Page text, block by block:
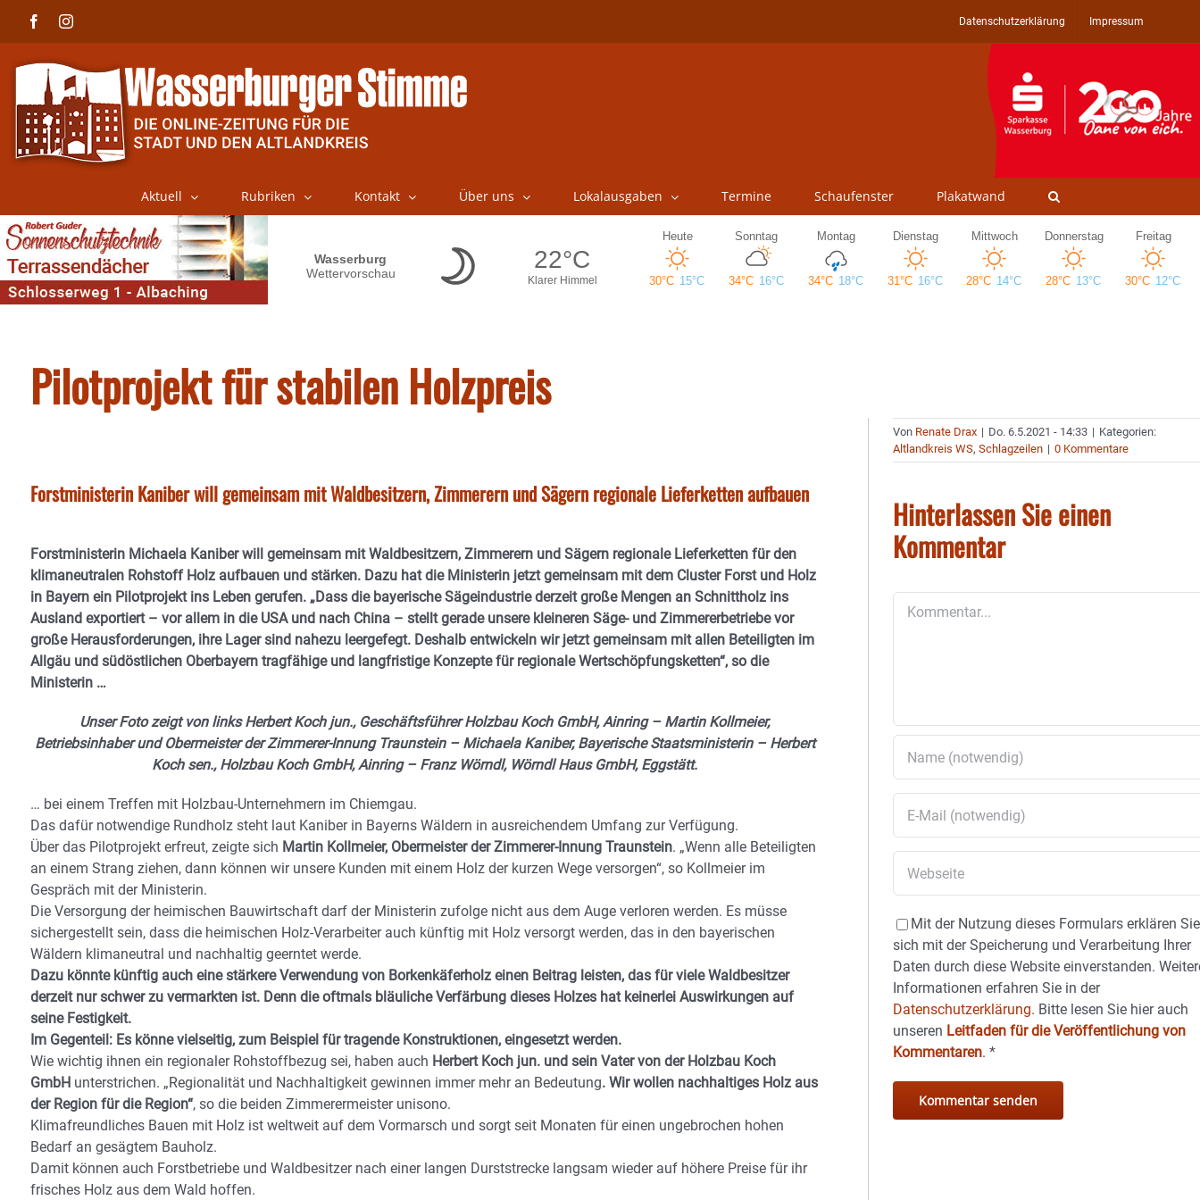
FacebookInstagram Datenschutzerklärung Impressum
Aktuell Rubriken Kontakt Über uns Lokalausgaben Termine Schaufenster Plakatwand
Pilotprojekt für stabilen Holzpreis
Forstministerin Kaniber will gemeinsam mit Waldbesitzern, Zimmerern und Sägern regionale Lieferketten aufbauen
Forstministerin Michaela Kaniber will gemeinsam mit Waldbesitzern, Zimmerern und Sägern regionale Lieferketten für den
klimaneutralen Rohstoff Holz aufbauen und stärken. Dazu hat die Ministerin jetzt gemeinsam mit dem Cluster Forst und Holz
in Bayern ein Pilotprojekt ins Leben gerufen. „Dass die bayerische Sägeindustrie derzeit große Mengen an Schnittholz ins
Ausland exportiert – vor allem in die USA und nach China – stellt gerade unsere kleineren Säge- und Zimmererbetriebe vor
große Herausforderungen, ihre Lager sind nahezu leergefegt. Deshalb entwickeln wir jetzt gemeinsam mit allen Beteiligten im
Allgäu und südöstlichen Oberbayern tragfähige und langfristige Konzepte für regionale Wertschöpfungsketten“, so die
Ministerin …
Unser Foto zeigt von links Herbert Koch jun., Geschäftsführer Holzbau Koch GmbH, Ainring – Martin Kollmeier,
Betriebsinhaber und Obermeister der Zimmerer-Innung Traunstein – Michaela Kaniber, Bayerische Staatsministerin – Herbert
Koch sen., Holzbau Koch GmbH, Ainring – Franz Wörndl, Wörndl Haus GmbH, Eggstätt.
… bei einem Treffen mit Holzbau-Unternehmern im Chiemgau.
Das dafür notwendige Rundholz steht laut Kaniber in Bayerns Wäldern in ausreichendem Umfang zur Verfügung.
Über das Pilotprojekt erfreut, zeigte sich Martin Kollmeier, Obermeister der Zimmerer-Innung Traunstein. „Wenn alle Beteiligten
an einem Strang ziehen, dann können wir unsere Kunden mit einem Holz der kurzen Wege versorgen“, so Kollmeier im
Gespräch mit der Ministerin.
Die Versorgung der heimischen Bauwirtschaft darf der Ministerin zufolge nicht aus dem Auge verloren werden. Es müsse
sichergestellt sein, dass die heimischen Holz-Verarbeiter auch künftig mit Holz versorgt werden, das in den bayerischen
Wäldern klimaneutral und nachhaltig geerntet werde.
Dazu könnte künftig auch eine stärkere Verwendung von Borkenkäferholz einen Beitrag leisten, das für viele Waldbesitzer
derzeit nur schwer zu vermarkten ist. Denn die oftmals bläuliche Verfärbung dieses Holzes hat keinerlei Auswirkungen auf
seine Festigkeit.
Im Gegenteil: Es könne vielseitig, zum Beispiel für tragende Konstruktionen, eingesetzt werden.
Wie wichtig ihnen ein regionaler Rohstoffbezug sei, haben auch Herbert Koch jun. und sein Vater von der Holzbau Koch
GmbH unterstrichen. „Regionalität und Nachhaltig­keit gewinnen immer mehr an Bedeutung. Wir wollen nachhaltiges Holz aus
der Region für die Region“, so die beiden Zimmerermeister unisono.
Klimafreundliches Bauen mit Holz ist weltweit auf dem Vormarsch und sorgt seit Monaten für einen ungebrochen hohen
Bedarf an gesägtem Bauholz.
Damit können auch Forstbetriebe und Waldbesitzer nach einer langen Durststrecke langsam wieder auf höhere Preise für ihr
frisches Holz aus dem Wald hoffen.
Von Renate Drax | Do. 6.5.2021 - 14:33 | Kategorien:
Altlandkreis WS,Schlagzeilen | 0 Kommentare
Hinterlassen Sie einen
Kommentar
Mit der Nutzung dieses Formulars erklären Sie
sich mit der Speicherung und Verarbeitung Ihrer
Daten durch diese Website einverstanden.
Informationen erfahren Sie in der
Datenschutzerklärung. Bitte lesen Sie hier auch
unseren Leitfaden für die Veröffentlichung von
Kommentaren.*